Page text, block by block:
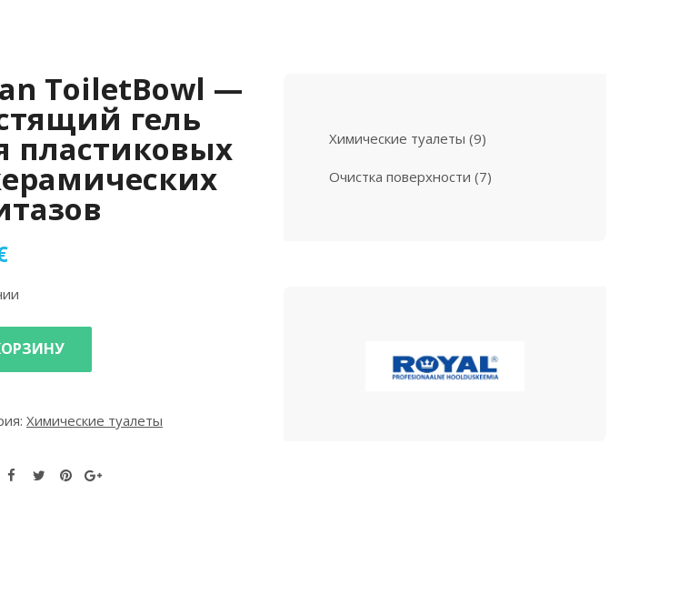
ToiletBowl —
гель
пластиковых
Xимические туалеты
Xимические туалеты 9
Очистка поверхности 7